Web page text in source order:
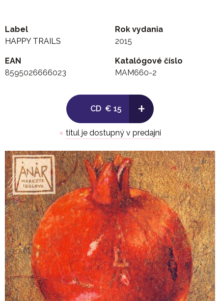
baskytaru a elektrickou kytaru. Na kytaru na albu
hraje také Rob Bochnik, známý ze skupin The
Jake Clemons (saxofon), Jaimie Branch (trubka), Jeb
Bishop (trombón), Frank Rosaly (bicí) nebo Fred
CD se natáčelo v Chicagu a obsahuje – s výjimkou
jedné perské písně – autorské skladby Markéty
Irglové. Ta sice původně skládala společně s
Glenem Hansardem, avšak po skončení posledního
sama. Říká: „Věděla jsem, že až dojedeme turné,
budu mít před sebou volný čas. Byla jsem postavena
přes možnost jít třeba na vysokou školu nebo
pokračovat v hudbě sama za sebe. Nechtěla jsem,
aby hudba v mém životě byla podmíněna
rozhodnutím někoho jiného. A tak jsem si řekla, že to
zkusím. Domluvila jsem si pár dní ve studiu na
nahrávání a v momentě, kdy jsem o tom začala
takhle přemýšlet, začaly mi ty písničky samy chodit.
Během roku od svého přesunu do New Yorku jsem
napsala všech 11 písní, které jsou na mé první
desce.“
Label
HAPPY TRAILS
Rok vydania
2015
EAN
8595026666023
Katalógové číslo
MAM660-2
CD € 15 +
● titul je dostupný v predajni